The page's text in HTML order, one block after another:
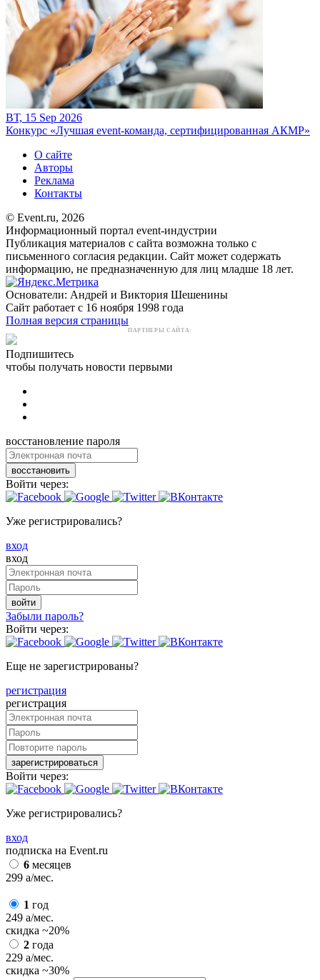
ВТ, 15 Sep 2026
Конкурс «Лучшая event-команда, сертифицированная АКМР»
О сайте
Авторы
Реклама
Контакты
© Event.ru, 2026
Информационный портал event-индустрии
Публикация материалов с сайта возможна только с
письменного согласия редакции. Сайт может содержать
информацию, не предназначенную для лиц младше 18 лет.
Основатели: Андрей и Виктория Шешенины
Сайт работает с 16 ноября 1998 года
Полная версия страницы
ПАРТНЕРЫ САЙТА:
Подпишитесь
чтобы получать новости первыми
восстановление пароля
восстановить
Войти через:
Уже регистрировались?
вход
вход
войти
Забыли пароль?
Войти через:
Еще не зарегистрированы?
регистрация
регистрация
зарегистрироваться
Войти через:
Уже регистрировались?
вход
подписка на Event.ru
6 месяцев
299 a/мес.
1 год
249 a/мес.
скидка ~20%
2 года
229 a/мес.
скидка ~30%